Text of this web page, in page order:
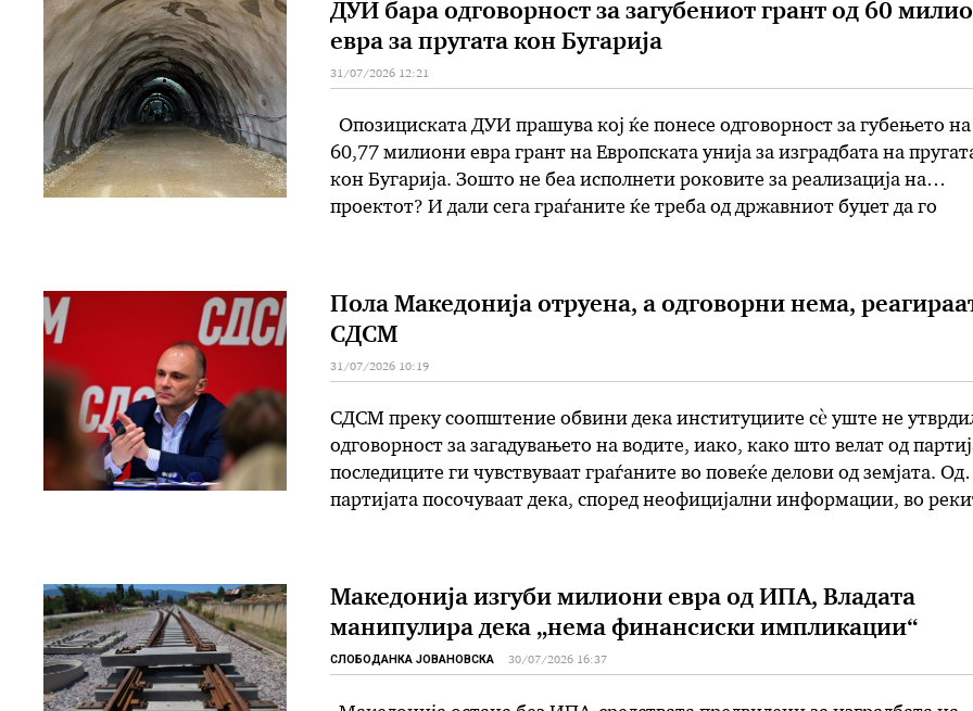
ДУИ бара одговорност за загубениот грант од 60
евра за пругата кон Бугарија
31/07/2026 12:21
Опозициската ДУИ прашува кој ќе понесе одговорност за губењето на
60,77 милиони евра грант на Европската унија за изградбата на
кон Бугарија. Зошто не беа исполнети роковите за реализација на
проектот? И дали сега граѓаните ќе треба од државниот буџет да го
Пола Македонија отруена, а одговорни нема,
СДСМ
31/07/2026 10:19
СДСМ преку соопштение обвини дека институциите сè уште не
одговорност за загадувањето на водите, иако, како што велат од
последиците ги чувствуваат граѓаните во повеќе делови од земјата. Од
партијата посочуваат дека, според неофицијални информации, во
Македонија изгуби милиони евра од ИПА, Владата
манипулира дека „нема финансиски импликации“
СЛОБОДАНКА ЈОВАНОВСКА 30/07/2026 16:37